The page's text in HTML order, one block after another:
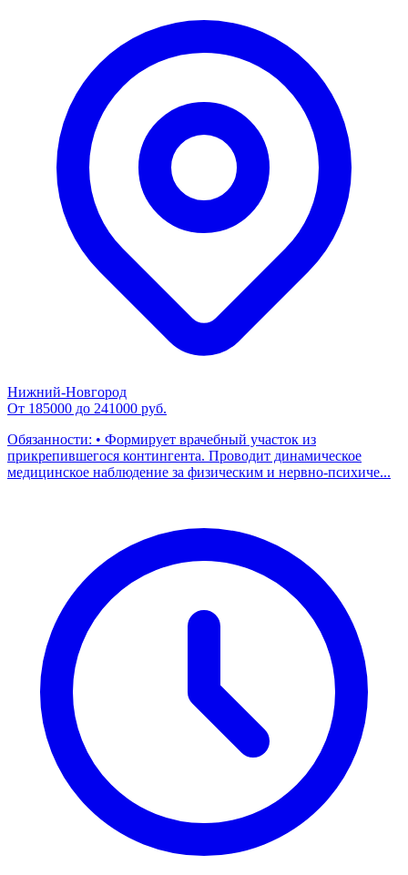
Нижний-Новгород
От 185000 до 241000 руб.
Обязанности: • Формирует врачебный участок из
прикрепившегося контингента. Проводит динамическое
медицинское наблюдение за физическим и нервно-психиче...